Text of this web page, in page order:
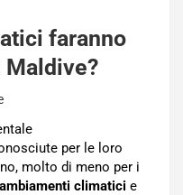
faranno
per le loro
molto di meno per i
climatici e